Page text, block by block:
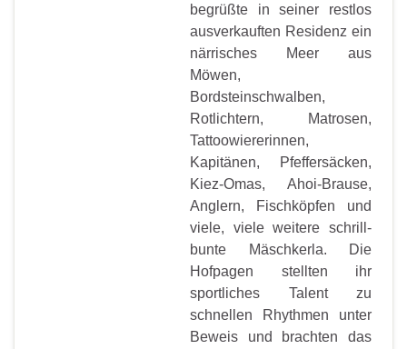
begrüßte in seiner restlos
ausverkauften Residenz ein
närrisches Meer aus
Möwen,
Bordsteinschwalben,
Rotlichtern, Matrosen,
Tattoowiererinnen,
Kapitänen, Pfeffersäcken,
Kiez-Omas, Ahoi-Brause,
Anglern, Fischköpfen und
viele, viele weitere schrill-
bunte Mäschkerla. Die
Hofpagen stellten ihr
sportliches Talent zu
schnellen Rhythmen unter
Beweis und brachten das